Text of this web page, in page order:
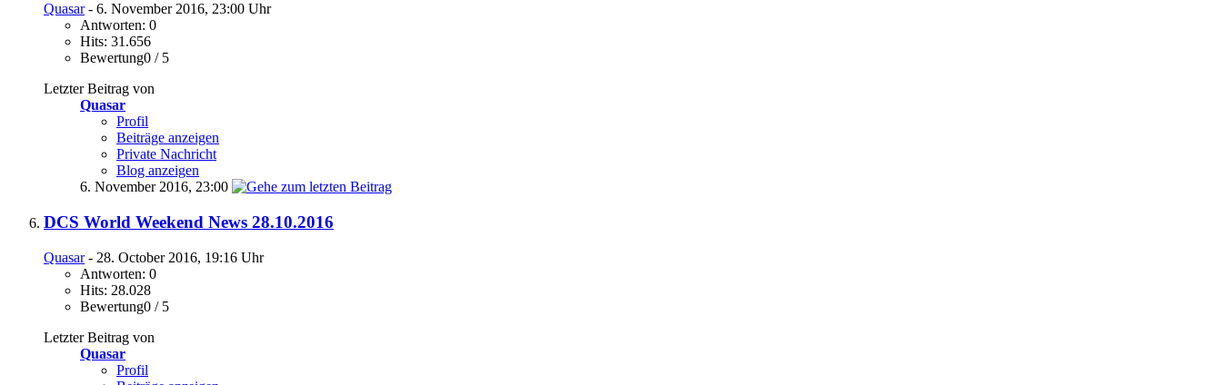
Quasar- 6. November 2016, 23:00 Uhr
Antworten: 0
Hits: 31.656
Bewertung0 / 5
Letzter Beitrag von
Quasar
Profil
Beiträge anzeigen
Private Nachricht
Blog anzeigen
6. November 2016, 23:00
DCS World Weekend News 28.10.2016
Quasar- 28. October 2016, 19:16 Uhr
Antworten: 0
Hits: 28.028
Bewertung0 / 5
Letzter Beitrag von
Quasar
Profil